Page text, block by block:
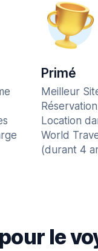
Primé
Meilleur
Location
World
(durant 4
le